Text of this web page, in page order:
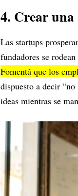
4. Crear una
Las startups
fundadores se
Fomentá que los
dispuesto a decir
ideas mientras se